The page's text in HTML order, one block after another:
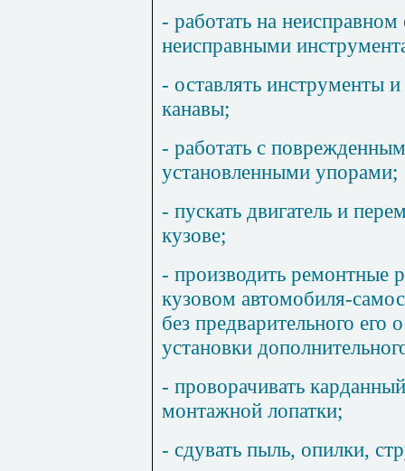
- работать на
неисправными
- оставлять инструменты
канавы;
- работать с
установленными упорами;
- пускать двигатель и
кузове;
- производить ремонтные
кузовом автомобиля-
без предварительного его
установки
- проворачивать
монтажной лопатки;
- сдувать пыль, опилки,